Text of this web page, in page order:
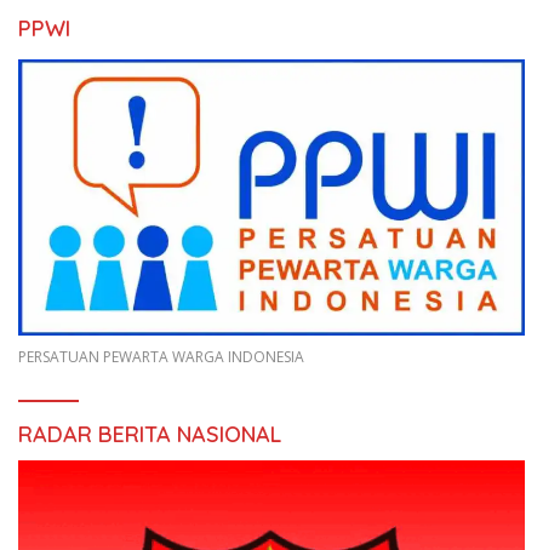
PPWI
PERSATUAN PEWARTA WARGA INDONESIA
RADAR BERITA NASIONAL